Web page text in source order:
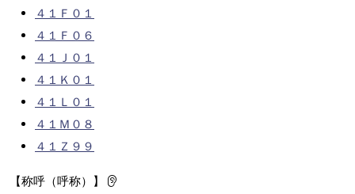
４１Ｆ０１
４１Ｆ０６
４１Ｊ０１
４１Ｋ０１
４１Ｌ０１
４１Ｍ０８
４１Ｚ９９
【称呼（呼称）】